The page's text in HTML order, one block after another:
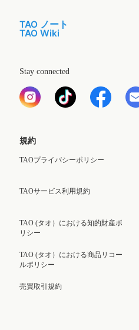
TAO ノート
TAO Wiki
Stay connected
規約
TAOプライバシーポリシー
TAOサービス利用規約
TAO (タオ）における知的財産ポ
リシー
TAO (タオ）における商品リコー
ルポリシー
売買取引規約